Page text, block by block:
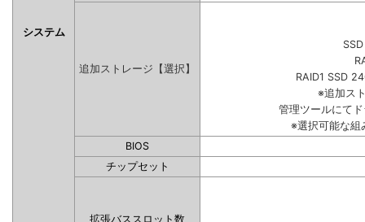
システム
追加ストレージ【選択】
RAID1 SSD
※追加ス
管理ツールにて
※選択可能な組
BIOS
チップセット
拡張バススロット数